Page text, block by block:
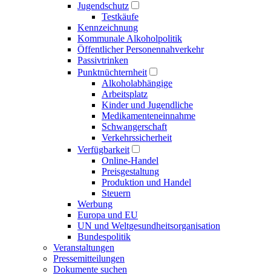
Jugendschutz
Testkäufe
Kennzeichnung
Kommunale Alkoholpolitik
Öffentlicher Personen­nahverkehr
Passivtrinken
Punkt­nüchternheit
Alkohol­abhängige
Arbeitsplatz
Kinder und Jugendliche
Medikamenten­einnahme
Schwangerschaft
Verkehrs­sicherheit
Verfügbarkeit
Online-Handel
Preisgestaltung
Produktion und Handel
Steuern
Werbung
Europa und EU
UN und Welt­gesundheits­organisation
Bundespolitik
Veranstaltungen
Presse­mitteilungen
Dokumente suchen